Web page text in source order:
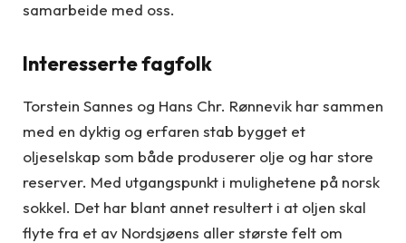
samarbeide med oss.
Interesserte fagfolk
Torstein Sannes og Hans Chr. Rønnevik har sammen
med en dyktig og erfaren stab bygget et
oljeselskap som både produserer olje og har store
reserver. Med utgangspunkt i mulighetene på norsk
sokkel. Det har blant annet resultert i at oljen skal
flyte fra et av Nordsjøens aller største felt om